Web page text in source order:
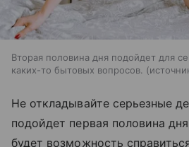
Вторая половина дня подойдет для
каких-то бытовых вопросов.
Не откладывайте серьезные
подойдет первая половина
будет возможность